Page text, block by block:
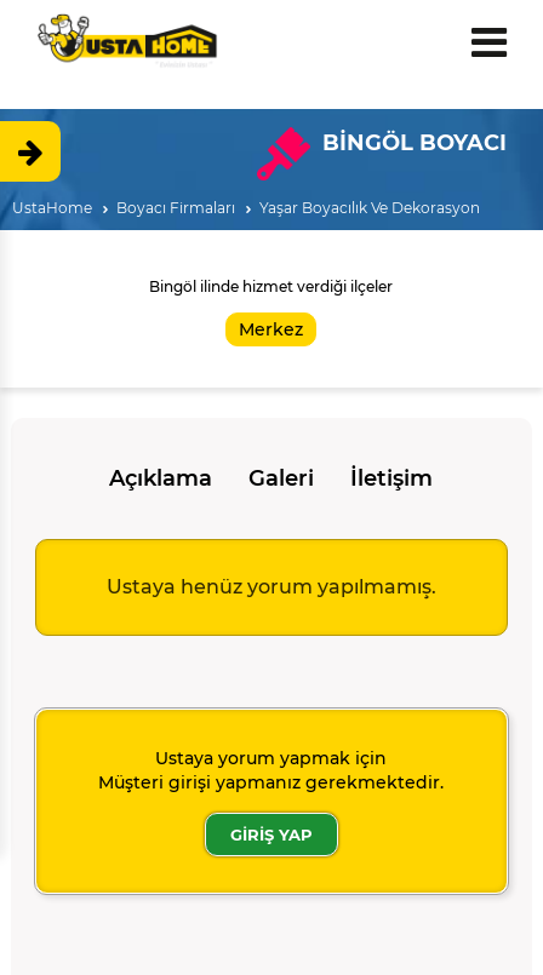
BİNGÖL BOYACI
UstaHome Boyacı Firmaları Yaşar Boyacılık Ve Dekorasyon
Bingöl ilinde hizmet verdiği ilçeler
Merkez
Açıklama Galeri İletişim
Ustaya henüz yorum yapılmamış.
Ustaya yorum yapmak için
Müşteri girişi yapmanız gerekmektedir.
GİRİŞ YAP